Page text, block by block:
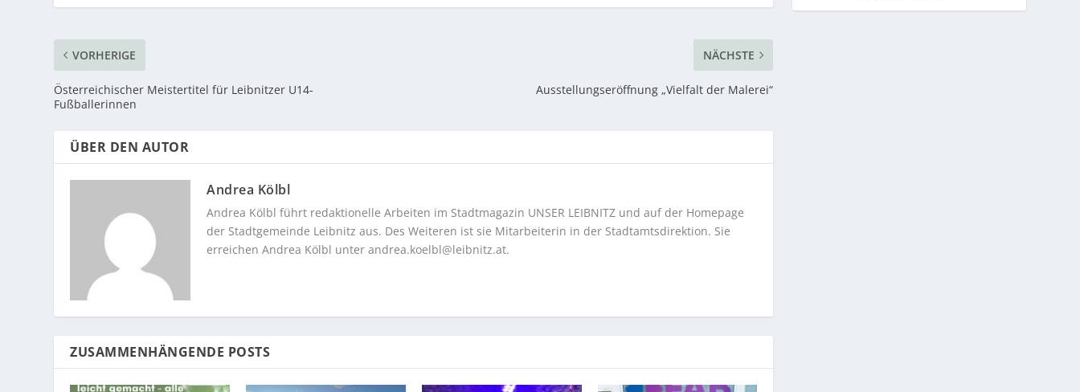
VORHERIGE
Österreichischer Meistertitel für Leibnitzer U14-
Fußballerinnen
NÄCHSTE
Ausstellungseröffnung „Vielfalt der Malerei“
ÜBER DEN AUTOR
Andrea Kölbl
Andrea Kölbl führt redaktionelle Arbeiten im Stadtmagazin UNSER LEIBNITZ und auf der Homepage
der Stadtgemeinde Leibnitz aus. Des Weiteren ist sie Mitarbeiterin in der Stadtamtsdirektion. Sie
erreichen Andrea Kölbl unterandrea.koelbl@leibnitz.at.
ZUSAMMENHÄNGENDE POSTS